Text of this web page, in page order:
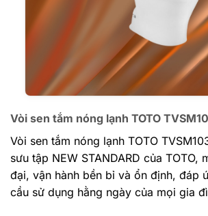
Vòi sen tắm nóng lạnh TOTO
Vòi sen tắm nóng lạnh TOTO
sưu tập NEW STANDARD của TOTO,
đại, vận hành bền bỉ và ổn định, đáp
cầu sử dụng hằng ngày của mọi gia